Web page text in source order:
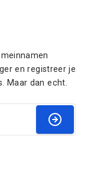
en registreer je
Maar dan echt.